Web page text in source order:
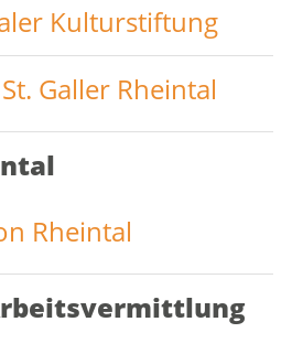
Kulturstiftung
Galler Rheintal
Rheintal